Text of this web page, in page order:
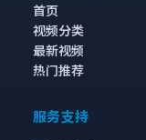
首页
视频分类
最新视频
热门推荐
服务支持